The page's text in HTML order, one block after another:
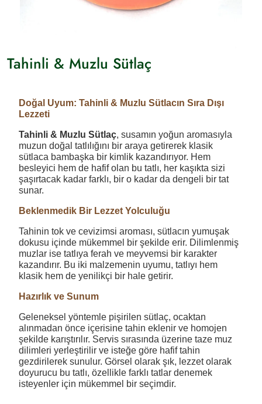
Tahinli & Muzlu Sütlaç
Doğal Uyum: Tahinli & Muzlu Sütlacın Sıra Dışı
Lezzeti
Tahinli & Muzlu Sütlaç, susamın yoğun aromasıyla
muzun doğal tatlılığını bir araya getirerek klasik
sütlaca bambaşka bir kimlik kazandırıyor. Hem
besleyici hem de hafif olan bu tatlı, her kaşıkta sizi
şaşırtacak kadar farklı, bir o kadar da dengeli bir tat
sunar.
Beklenmedik Bir Lezzet Yolculuğu
Tahinin tok ve cevizimsi aroması, sütlacın yumuşak
dokusu içinde mükemmel bir şekilde erir. Dilimlenmiş
muzlar ise tatlıya ferah ve meyvemsi bir karakter
kazandırır. Bu iki malzemenin uyumu, tatlıyı hem
klasik hem de yenilikçi bir hale getirir.
Hazırlık ve Sunum
Geleneksel yöntemle pişirilen sütlaç, ocaktan
alınmadan önce içerisine tahin eklenir ve homojen
şekilde karıştırılır. Servis sırasında üzerine taze muz
dilimleri yerleştirilir ve isteğe göre hafif tahin
gezdirilerek sunulur. Görsel olarak şık, lezzet olarak
doyurucu bu tatlı, özellikle farklı tatlar denemek
isteyenler için mükemmel bir seçimdir.